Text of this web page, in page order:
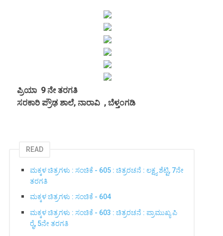
ಪ್ರಿಯಾ 9 ನೇ ತರಗತಿ
ಸರಕಾರಿ ಪ್ರೌಢ ಶಾಲೆ, ನಾರಾವಿ , ಬೆಳ್ತಂಗಡಿ
READ
ಮಕ್ಕಳ ಚಿತ್ರಗಳು : ಸಂಚಿಕೆ - 605 : ಚಿತ್ರರಚನೆ : ಲಕ್ಷ್ಯ ಶೆಟ್ಟಿ, 7ನೇ
ತರಗತಿ
ಮಕ್ಕಳ ಚಿತ್ರಗಳು : ಸಂಚಿಕೆ - 604
ಮಕ್ಕಳ ಚಿತ್ರಗಳು : ಸಂಚಿಕೆ - 603 : ಚಿತ್ರರಚನೆ : ಪ್ರಾಮುಖ್ಯ ಪಿ
ರೈ, 5ನೇ ತರಗತಿ